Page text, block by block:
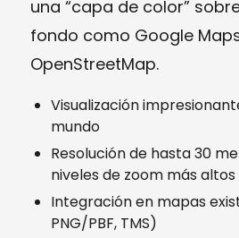
una “capa de color”
fondo como Google
OpenStreetMap.
Visualización
mundo
Resolución de hasta 30
niveles de zoom más altos
Integración en mapas
PNG/PBF, TMS)